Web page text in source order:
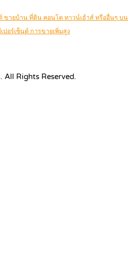
ขายบ้าน ที่ดิน คอนโด ทาวน์เฮ้าส์ หรืออื่นๆ บน
ปอร์เซ็นต์ การขายเพิ่มสูง
Rights Reserved.